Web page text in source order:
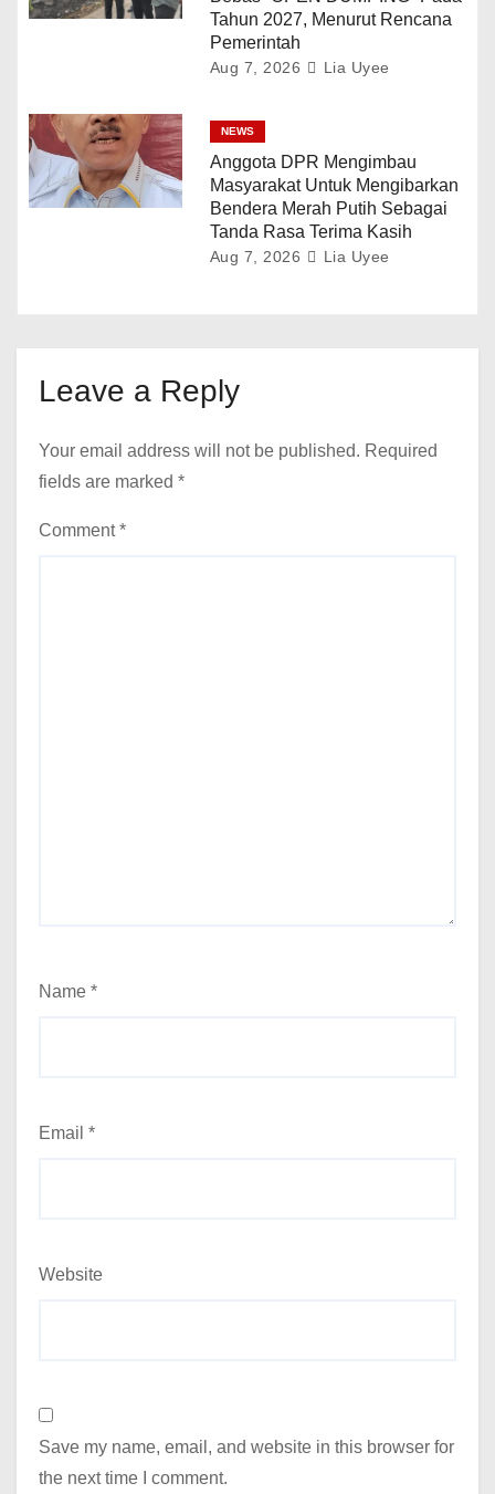
Tahun 2027, Menurut Rencana
Pemerintah
Aug 7, 2026 Lia Uyee
NEWS
Anggota DPR Mengimbau
Masyarakat Untuk Mengibarkan
Bendera Merah Putih Sebagai
Tanda Rasa Terima Kasih
Aug 7, 2026 Lia Uyee
Leave a Reply
Your email address will not be published. Required
fields are marked *
Comment*
Name *
Email *
Website
Save my name, email, and website in this browser for
the next time I comment.